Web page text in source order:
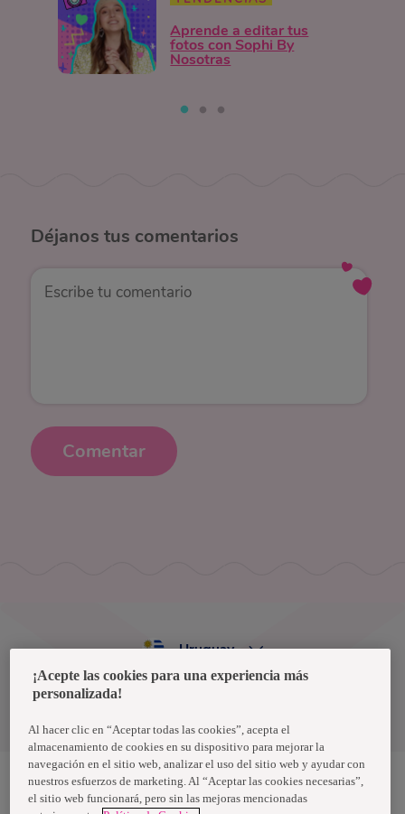
Aprende a editar tus
fotos con Sophi By
Nosotras
Déjanos tus comentarios
Comentar
Política de privacidad de datos
Uruguay
Nosotras, una marca de Essity - una compañía global líder en
¡Acepte las cookies para una experiencia más
personalizada!
Al hacer clic en “Aceptar todas las cookies”, acepta el
almacenamiento de cookies en su dispositivo para mejorar la
navegación en el sitio web, analizar el uso del sitio web y ayudar con
nuestros esfuerzos de marketing. Al “Aceptar las cookies necesarias”,
el sitio web funcionará, pero sin las mejoras mencionadas